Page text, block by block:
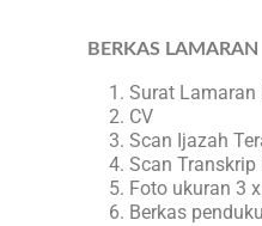
BERKAS LAMARAN
Surat Lamaran
CV
Scan Ijazah
Scan Transkrip
Foto ukuran 3
Berkas